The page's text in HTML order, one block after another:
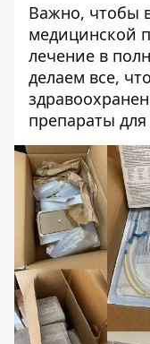
Важно, чтобы
медицинской
лечение в
делаем все,
препараты